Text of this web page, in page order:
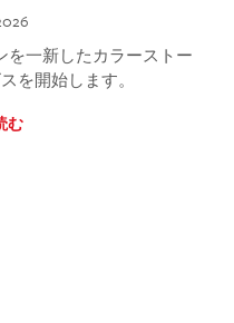
を一新したカラーストー
を開始します。
む